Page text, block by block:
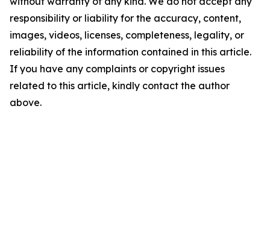
responsibility or liability for the accuracy, content,
images, videos, licenses, completeness, legality, or
reliability of the information contained in this article.
If you have any complaints or copyright issues
related to this article, kindly contact the author
above.